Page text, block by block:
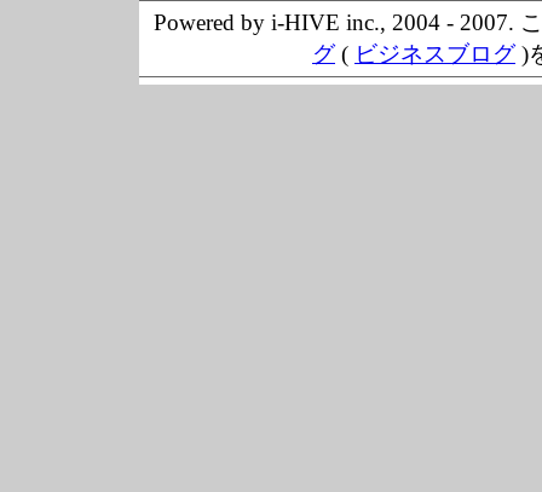
Powered by i-HIVE inc., 2004 - 2007.
グ( ビジネスブログ)